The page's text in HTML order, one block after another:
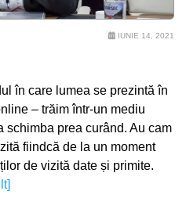
IUNIE 14, 2021
în care lumea se prezintă în
– trăim într-un mediu
schimba prea curând. Au cam
fiindcă de la un moment
de vizită date și primite.